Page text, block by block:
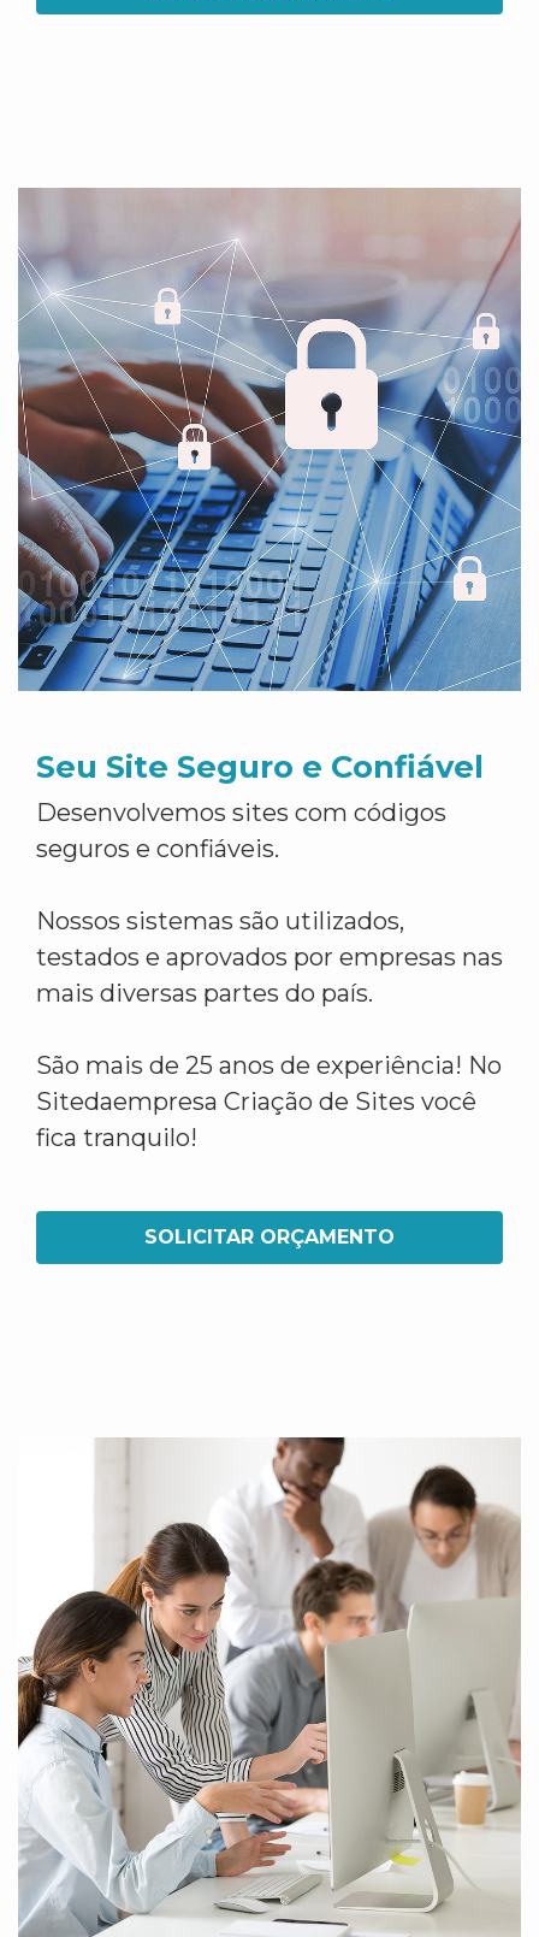
Seu Site Seguro e Confiável
Desenvolvemos sites com códigos
seguros e confiáveis.
Nossos sistemas são utilizados,
testados e aprovados por empresas nas
mais diversas partes do país.
São mais de 25 anos de experiência! No
Sitedaempresa Criação de Sites você
fica tranquilo!
SOLICITAR ORÇAMENTO